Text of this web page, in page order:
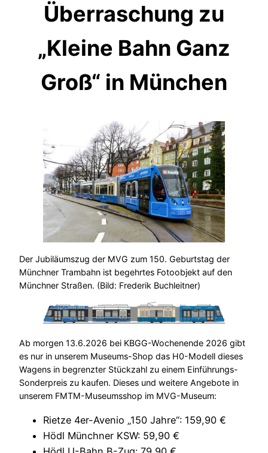
Überraschung zu
„Kleine Bahn Ganz
Groß“ in München
Der Jubiläumszug der MVG zum 150. Geburtstag der
Münchner Trambahn ist begehrtes Fotoobjekt auf den
Münchner Straßen. (Bild: Frederik Buchleitner)
Ab morgen 13.6.2026 bei KBGG-Wochenende 2026 gibt
es nur in unserem Museums-Shop das H0-Modell dieses
Wagens in begrenzter Stückzahl zu einem Einführungs-
Sonderpreis zu kaufen. Dieses und weitere Angebote in
unserem FMTM-Museumsshop im MVG-Museum:
Rietze 4er-Avenio „150 Jahre“: 159,90 €
Hödl Münchner KSW: 59,90 €